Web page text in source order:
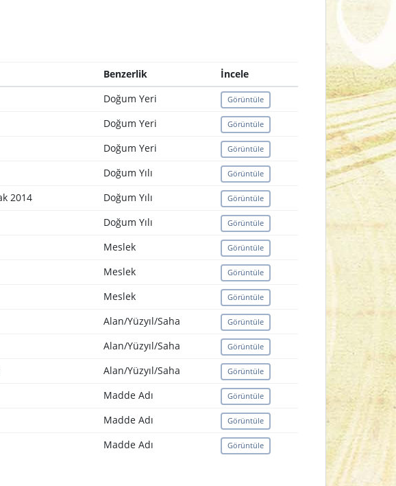
Benzerlik
İncele
Doğum Yeri Görüntüle
Doğum Yeri Görüntüle
Doğum Yeri Görüntüle
Doğum Yılı Görüntüle
2014 Doğum Yılı Görüntüle
Doğum Yılı Görüntüle
Meslek Görüntüle
Meslek Görüntüle
Meslek Görüntüle
Alan/Yüzyıl/Saha Görüntüle
Alan/Yüzyıl/Saha Görüntüle
Alan/Yüzyıl/Saha Görüntüle
Madde Adı Görüntüle
Madde Adı Görüntüle
Madde Adı Görüntüle